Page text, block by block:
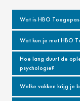
Wat is HBO
Wat kun je met HBO
Hoe lang duurt de
psychologie?
Welke vakken krijg je